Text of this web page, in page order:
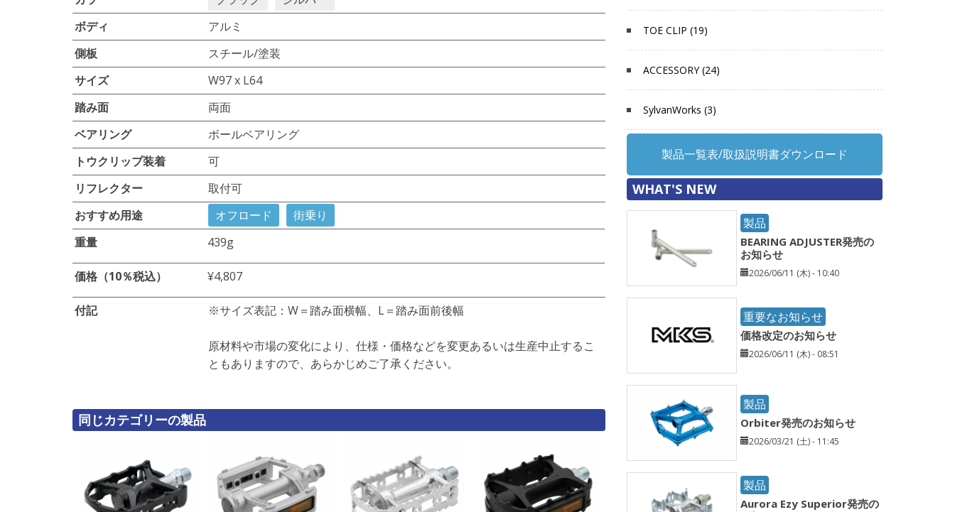
ボディ
アルミ
側板
スチール/塗装
サイズ
W97 x L64
踏み面
両面
ベアリング
ボールベアリング
トウクリップ装着
可
リフレクター
取付可
おすすめ用途
オフロード
街乗り
重量
439g
価格（10％税込） ¥4,807
付記 ※サイズ表記：W＝踏み面横幅、L＝踏み面前後幅
原材料や市場の変化により、仕様・価格などを変更あるいは生産中止するこ
ともありますので、あらかじめご了承ください。
同じカテゴリーの製品
TOE CLIP (19)
ACCESSORY (24)
SylvanWorks (3)
製品一覧表/取扱説明書ダウンロード
WHAT'S NEW
製品
BEARING ADJUSTER発売の
お知らせ
2026/06/11 (木) - 10:40
重要なお知らせ
価格改定のお知らせ
2026/06/11 (木) - 08:51
製品
Orbiter発売のお知らせ
2026/03/21 (土) - 11:45
製品
Aurora Ezy Superior発売の